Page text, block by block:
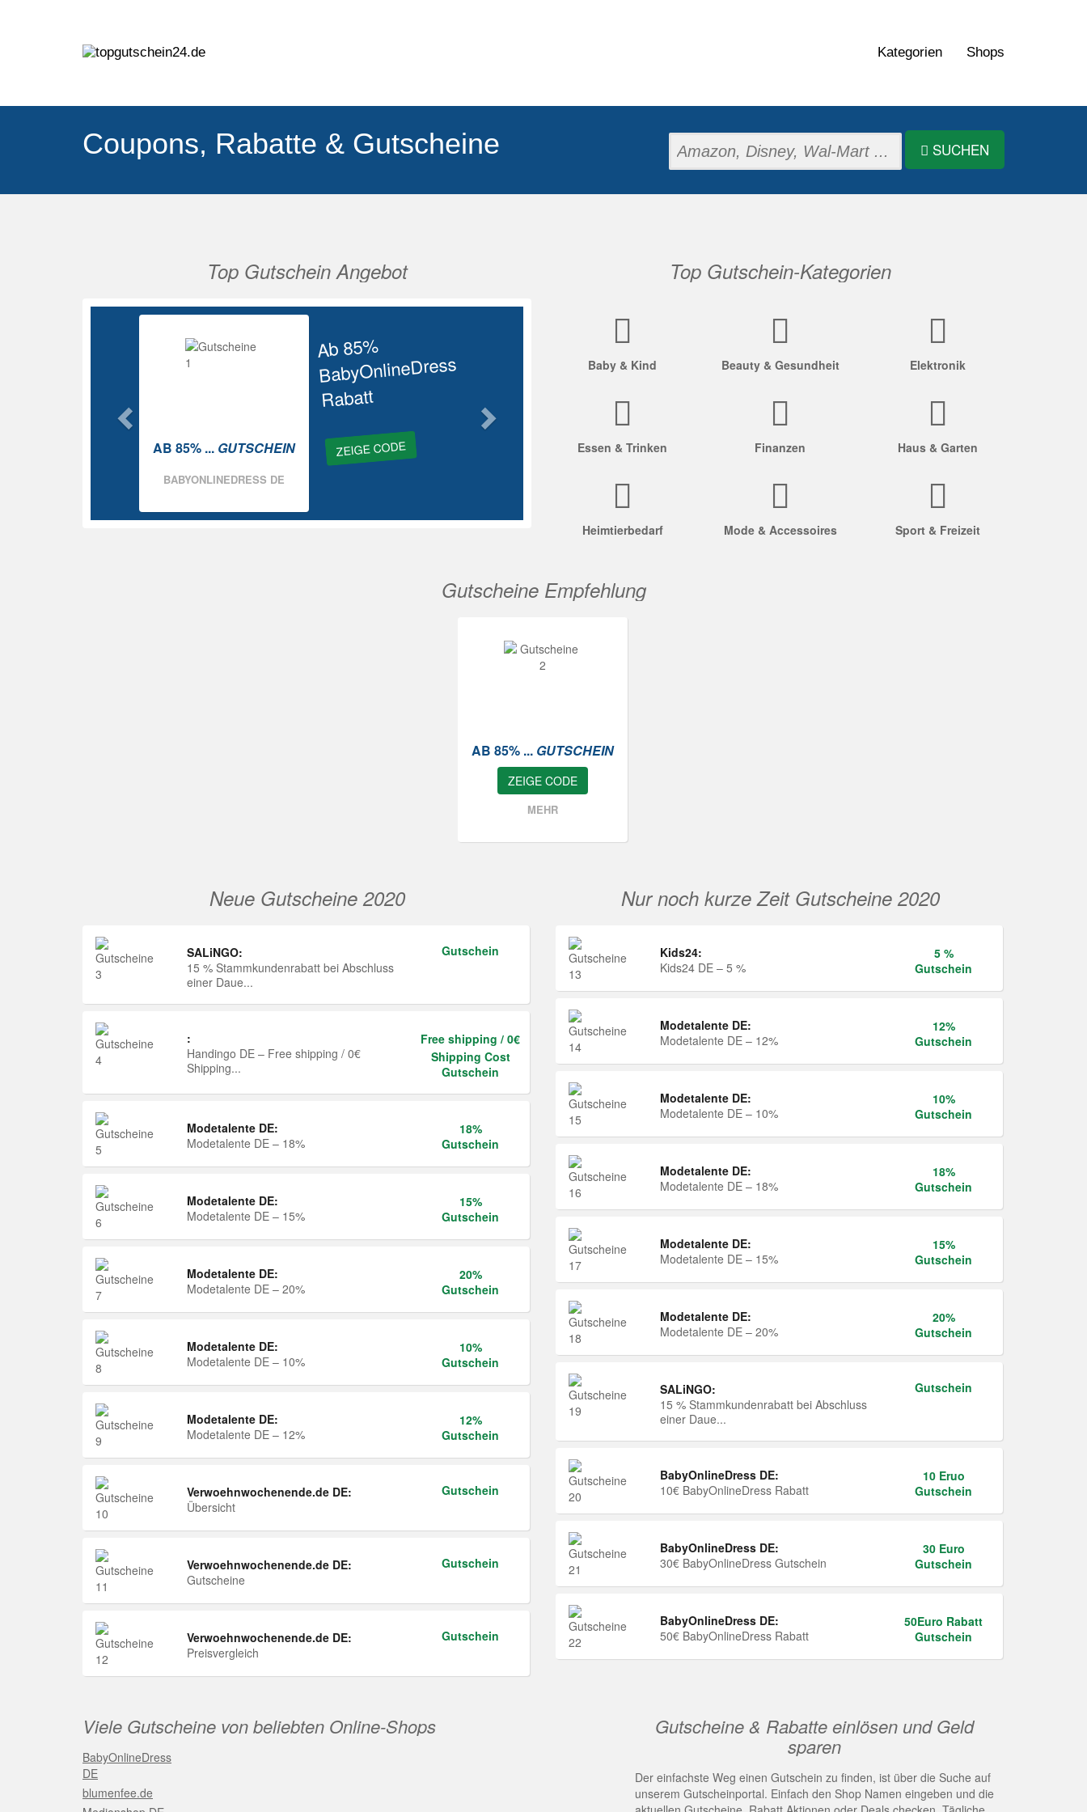
Kategorien Shops
Coupons, Rabatte & Gutscheine SUCHEN
Top Gutschein Angebot
Ab 85%
BabyOnlineDress
Rabatt
ZEIGE CODE
AB 85% ... GUTSCHEIN
BABYONLINEDRESS DE
Vorherige
Top Gutschein-Kategorien
Baby & Kind Beauty & Gesundheit Elektronik
Essen & Trinken Finanzen Haus & Garten
Heimtierbedarf Mode & Accessoires Sport & Freizeit
Gutscheine Empfehlung
AB 85% ... GUTSCHEIN
ZEIGE CODE
MEHR
Neue Gutscheine 2020
SALiNGO:
15 % Stammkundenrabatt bei Abschluss
einer Daue...
Gutschein
:
Handingo DE – Free shipping / 0€
Shipping...
Free shipping / 0€
Shipping Cost
Gutschein
Modetalente DE:
Modetalente DE – 18%
18%
Gutschein
Modetalente DE:
Modetalente DE – 15%
15%
Gutschein
Modetalente DE:
Modetalente DE – 20%
20%
Gutschein
Modetalente DE:
Modetalente DE – 10%
10%
Gutschein
Modetalente DE:
Modetalente DE – 12%
12%
Gutschein
Verwoehnwochenende.de DE:
Übersicht
Gutschein
Verwoehnwochenende.de DE:
Gutscheine
Gutschein
Verwoehnwochenende.de DE:
Preisvergleich
Gutschein
Nur noch kurze Zeit Gutscheine 2020
Kids24:
Kids24 DE – 5 %
5 %
Gutschein
Modetalente DE:
Modetalente DE – 12%
12%
Gutschein
Modetalente DE:
Modetalente DE – 10%
10%
Gutschein
Modetalente DE:
Modetalente DE – 18%
18%
Gutschein
Modetalente DE:
Modetalente DE – 15%
15%
Gutschein
Modetalente DE:
Modetalente DE – 20%
20%
Gutschein
SALiNGO:
15 % Stammkundenrabatt bei Abschluss
einer Daue...
Gutschein
BabyOnlineDress DE:
10€ BabyOnlineDress Rabatt
10 Eruo
Gutschein
BabyOnlineDress DE:
30€ BabyOnlineDress Gutschein
30 Euro
Gutschein
BabyOnlineDress DE:
50€ BabyOnlineDress Rabatt
50Euro Rabatt
Gutschein
Viele Gutscheine von beliebten Online-Shops
BabyOnlineDress
DE
blumenfee.de
Gutscheine & Rabatte einlösen und Geld
sparen
Der einfachste Weg einen Gutschein zu finden, ist über die Suche auf
unserem Gutscheinportal. Einfach den Shop Namen eingeben und die